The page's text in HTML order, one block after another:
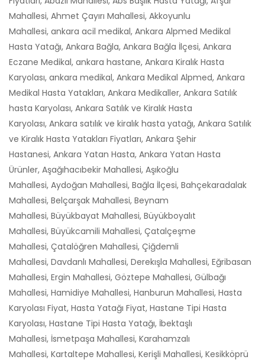
Mahallesi, Ahmet Çayırı Mahallesi, Akkoyunlu
Mahallesi, ankara acil medikal, Ankara Alpmed Medikal
Hasta Yatağı, Ankara Bağla, Ankara Bağla İlçesi, Ankara
Eczane Medikal, ankara hastane, Ankara Kiralık Hasta
Karyolası, ankara medikal, Ankara Medikal Alpmed, Ankara
Medikal Hasta Yatakları, Ankara Medikaller, Ankara Satılık
hasta Karyolası, Ankara Satılık ve Kiralık Hasta
Karyolası, Ankara satılık ve kiralık hasta yatağı, Ankara Satılık
ve Kiralık Hasta Yatakları Fiyatları, Ankara Şehir
Hastanesi, Ankara Yatan Hasta, Ankara Yatan Hasta
Ürünler, Aşağıhacıbekir Mahallesi, Aşıkoğlu
Mahallesi, Aydoğan Mahallesi, Bağla İlçesi, Bahçekaradalak
Mahallesi, Belçarşak Mahallesi, Beynam
Mahallesi, Büyükbayat Mahallesi, Büyükboyalıt
Mahallesi, Büyükcamili Mahallesi, Çatalçeşme
Mahallesi, Çatalöğren Mahallesi, Çiğdemli
Mahallesi, Davdanlı Mahallesi, Derekışla Mahallesi, Eğribasan
Mahallesi, Ergin Mahallesi, Göztepe Mahallesi, Gülbağı
Mahallesi, Hamidiye Mahallesi, Hanburun Mahallesi, Hasta
Karyolası Fiyat, Hasta Yatağı Fiyat, Hastane Tipi Hasta
Karyolası, Hastane Tipi Hasta Yatağı, İbektaşlı
Mahallesi, İsmetpaşa Mahallesi, Karahamzalı
Mahallesi, Kartaltepe Mahallesi, Kerişli Mahallesi, Kesikköprü